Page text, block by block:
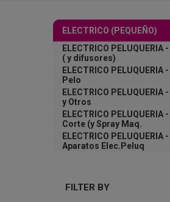
ELECTRICO (PEQUEÑO)
ELECTRICO PELUQUERIA
( y difusores)
ELECTRICO PELUQUERIA
Pelo
ELECTRICO PELUQUERIA
y Otros
ELECTRICO PELUQUERIA
Corte (y Spray Maq.
ELECTRICO PELUQUERIA
Aparatos Elec.Peluq
FILTER BY